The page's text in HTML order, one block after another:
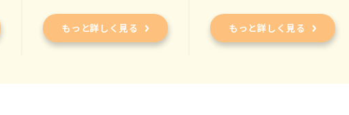
もっと詳しく見る もっと詳しく見る